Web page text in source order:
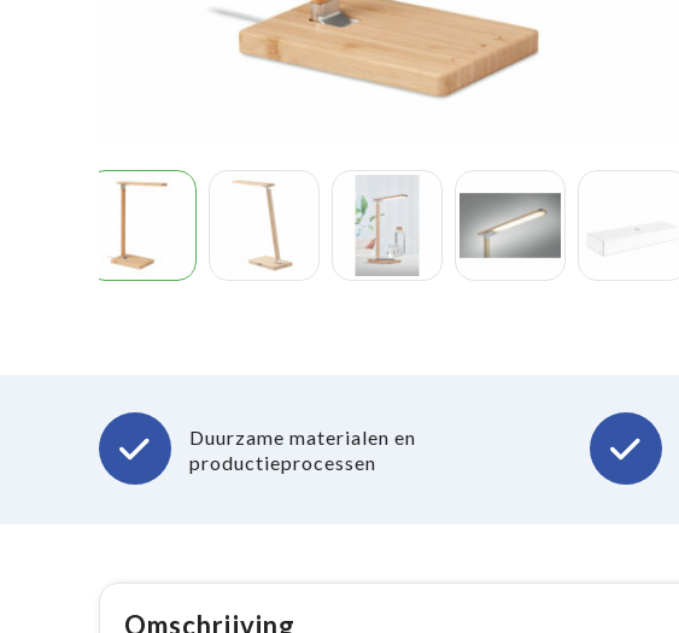
Duurzame materialen en
productieprocessen
Omschrijving